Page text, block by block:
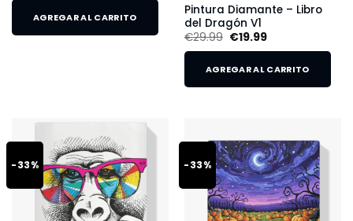
AGREGAR AL CARRITO
Pintura Diamante – Libro
del Dragón V1
€29.99 €19.99
AGREGAR AL CARRITO
-33% -33%